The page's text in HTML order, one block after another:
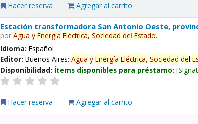
Hacer reserva Agregar al carrito
Estación transformadora San Antonio Oeste,
porAgua y Energía Eléctrica, Sociedad delEstado.
Idioma:Español
Editor:Buenos Aires:Agua y Energía Eléctrica, Sociedad del
Disponibilidad: Ítems disponibles para préstamo:
Hacer reserva Agregar al carrito